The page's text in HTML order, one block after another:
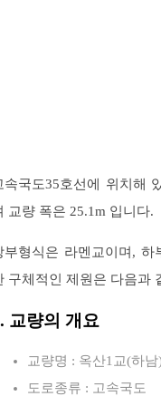
속국도35호선에 위치해
교량 폭은 25.1m 입니다.
부형식은 라멘교이며,
구체적인 제원은 다음과
교량의 개요
교량명 : 옥산1교(하남
도로종류 : 고속국도